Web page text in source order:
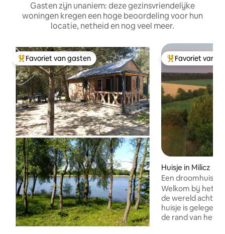
Gasten zijn unaniem: deze gezinsvriendelijke
woningen kregen een hoge beoordeling voor hun
locatie, netheid en nog veel meer.
Topfavoriet van gasten
Favoriet van gasten Topfavoriet van
Favoriet van
Huisje in Milicz
Een droomhuisje
Welkom bij het
de wereld achter
huisje is gelegen
de rand van het